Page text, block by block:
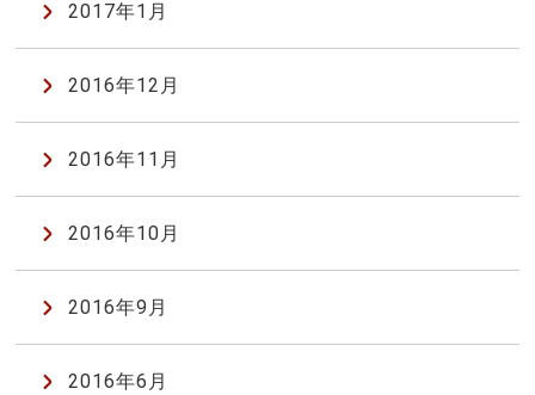
2017年1月
2016年12月
2016年11月
2016年10月
2016年9月
2016年6月